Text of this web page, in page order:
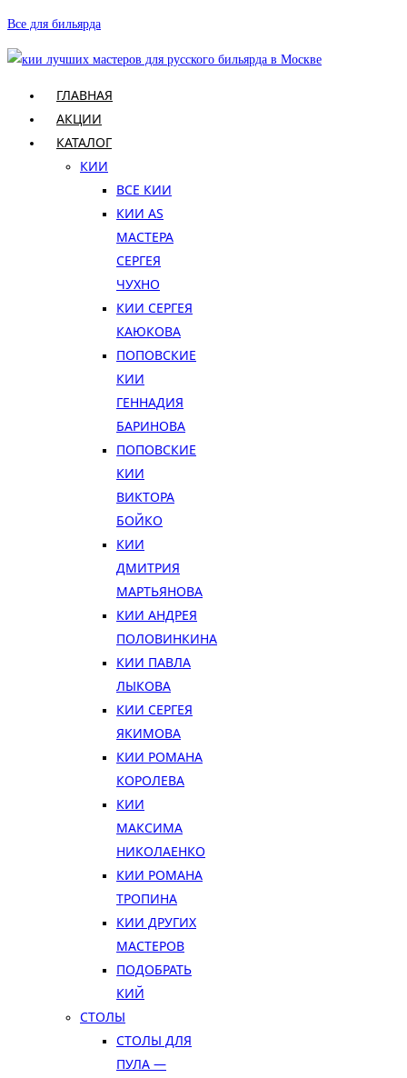
Перейти
к
содержимому
Все для бильярда
ГЛАВНАЯ
АКЦИИ
КАТАЛОГ
КИИ
ВСЕ КИИ
КИИ AS
МАСТЕРА
СЕРГЕЯ
ЧУХНО
КИИ СЕРГЕЯ
КАЮКОВА
ПОПОВСКИЕ
КИИ
ГЕННАДИЯ
БАРИНОВА
ПОПОВСКИЕ
КИИ
ВИКТОРА
БОЙКО
КИИ
ДМИТРИЯ
МАРТЬЯНОВА
КИИ АНДРЕЯ
ПОЛОВИНКИНА
КИИ ПАВЛА
ЛЫКОВА
КИИ СЕРГЕЯ
ЯКИМОВА
КИИ РОМАНА
КОРОЛЕВА
КИИ
МАКСИМА
НИКОЛАЕНКО
КИИ РОМАНА
ТРОПИНА
КИИ ДРУГИХ
МАСТЕРОВ
ПОДОБРАТЬ
КИЙ
СТОЛЫ
СТОЛЫ ДЛЯ
ПУЛА —